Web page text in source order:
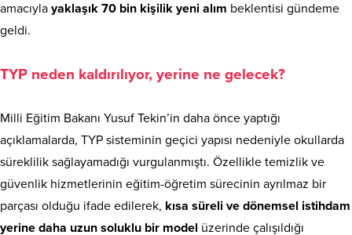
amacıyla yaklaşık 70 bin kişilik yeni alım beklentisi gündeme
geldi.
TYP neden kaldırılıyor, yerine ne gelecek?
Milli Eğitim Bakanı Yusuf Tekin’in daha önce yaptığı
açıklamalarda, TYP sisteminin geçici yapısı nedeniyle okullarda
süreklilik sağlayamadığı vurgulanmıştı. Özellikle temizlik ve
güvenlik hizmetlerinin eğitim-öğretim sürecinin ayrılmaz bir
parçası olduğu ifade edilerek, kısa süreli ve dönemsel istihdam
yerine daha uzun soluklu bir model üzerinde çalışıldığı